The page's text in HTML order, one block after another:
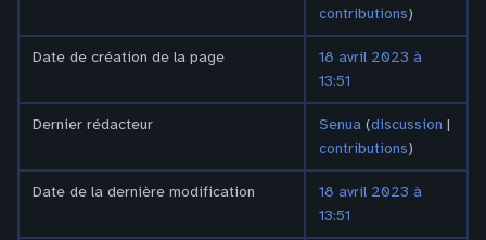
contributions)
Date de création de la page
18 avril 2023 à
13:51
Dernier rédacteur Senua (discussion |
contributions)
Date de la dernière modification
18 avril 2023 à
13:51